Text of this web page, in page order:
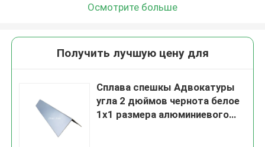
Осмотрите больше
Получить лучшую цену для
Сплава спешкы Адвокатуры
угла 2 дюймов чернота белое
1x1 размера алюминиевого